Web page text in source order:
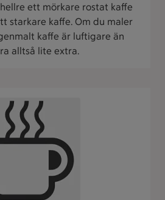
ett mörkare rostat kaffe
starkare kaffe. Om du maler
kaffe är luftigare än
alltså lite extra.